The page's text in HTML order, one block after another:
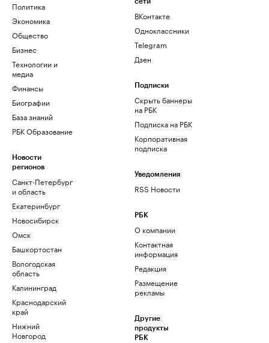
Политика
Экономика
Общество
Бизнес
Технологии и
медиа
Финансы
Биографии
База знаний
РБК Образование
Новости
регионов
Санкт-Петербург
и область
Екатеринбург
Новосибирск
Омск
Башкортостан
Вологодская
область
Калининград
Краснодарский
край
Нижний
Новгород
ВКонтакте
Одноклассники
Telegram
Дзен
Подписки
Скрыть баннеры
на РБК
Подписка на РБК
Корпоративная
подписка
Уведомления
RSS Новости
РБК
О компании
Контактная
информация
Редакция
Размещение
рекламы
Другие
продукты
РБК